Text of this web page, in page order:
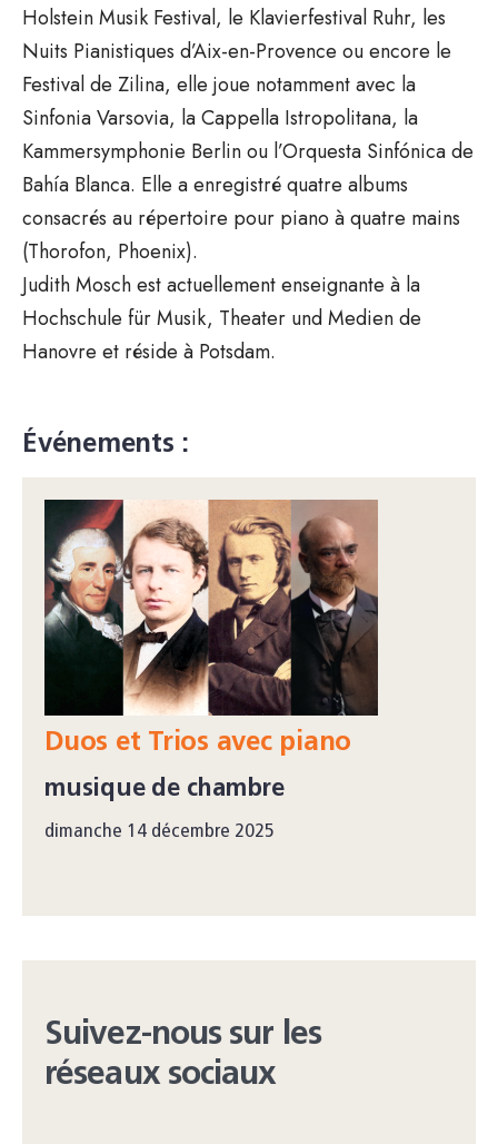
Holstein Musik Festival, le Klavierfestival Ruhr, les
Nuits Pianistiques d’Aix-en-Provence ou encore le
Festival de Zilina, elle joue notamment avec la
Sinfonia Varsovia, la Cappella Istropolitana, la
Kammersymphonie Berlin ou l’Orquesta Sinfónica de
Bahía Blanca. Elle a enregistré quatre albums
consacrés au répertoire pour piano à quatre mains
(Thorofon, Phoenix).
Judith Mosch est actuellement enseignante à la
Hochschule für Musik, Theater und Medien de
Hanovre et réside à Potsdam.
Événements :
Duos et Trios avec piano
musique de chambre
dimanche 14 décembre 2025
Suivez-nous sur les
réseaux sociaux